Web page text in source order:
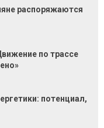
распоряжаются
по трассе
потенциал,